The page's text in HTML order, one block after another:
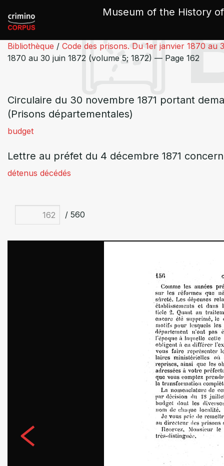
Museum of the History
Bibliothèque / Code des prisons. Du 1er janvier 1870 au
1870 au 30 juin 1872 (volume 5; 1872) — Page 162
Circulaire du 30 novembre 1871 portant
(Prisons départementales)
budget
Lettre au préfet du 4 décembre 1871
détenus décédés
/ 560
Cookies management panel